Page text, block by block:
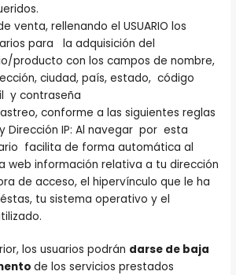
venta, rellenando el USUARIO los
para la adquisición del
producto con los campos de nombre,
ciudad, país, estado, código
y contraseña
conforme a las siguientes reglas
Dirección IP: Al navegar por esta
facilita de forma automática al
web información relativa a tu dirección
de acceso, el hipervínculo que le ha
tu sistema operativo y el
los usuarios podrán darse de baja
de los servicios prestados